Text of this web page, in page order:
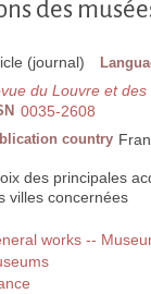
des
(journal)
du Louvre et
0035-2608
country
des principales
villes concernées
works --